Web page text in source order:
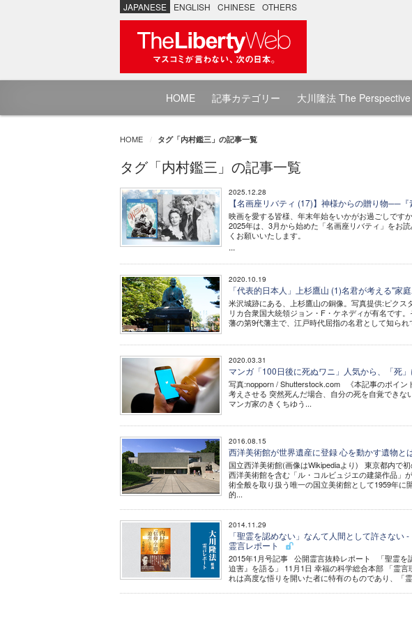
JAPANESE ENGLISH CHINESE OTHERS
HOME 記事カテゴリー 大川隆法 The Perspective
HOME タグ「内村鑑三」の記事一覧
タグ「内村鑑三」の記事一覧
2025.12.28
【名画座リバティ (17)】神様からの贈り物──『
映画を愛する皆様、年末年始をいかがお過ごしですか
2025年は、3月から始めた「名画座リバティ」をお
くお願いいたします。
...
2020.10.19
「代表的日本人」上杉鷹山 (1)名君が考える"家
米沢城跡にある、上杉鷹山の銅像。写真提供:ピク
リカ合衆国大統領ジョン・F・ケネディが有名です
藩の第9代藩主で、江戸時代屈指の名君として知ら
2020.03.31
マンガ「100日後に死ぬワニ」人気から、「死
写真:nopporn / Shutterstock.com 《本記事のポイン
考えさせる 突然死んだ場合、自分の死を自覚でき
マンガ家のきくちゆう...
2016.08.15
西洋美術館が世界遺産に登録 心を動かす遺物と
国立西洋美術館(画像はWikipediaより) 東京都内で
西洋美術館を含む「ル・コルビュジエの建築作品」
術全般を取り扱う唯一の国立美術館として1959年
的...
2014.11.29
「聖霊を認めない」なんて人間として許さな
霊言レポート
2015年1月号記事 公開霊言抜粋レポート 「聖霊を
迫害』を語る」 11月1日 幸福の科学総合本部 「霊
れは高度な悟りを開いた者に特有のものであり、「